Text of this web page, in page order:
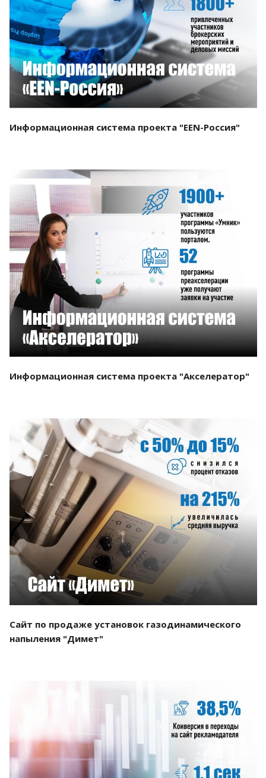
Смотреть проект
Информационная система проекта "EEN-Россия"
Смотреть проект
Информационная система проекта "Акселератор"
Смотреть проект
Сайт по продаже установок газодинамического
напыления "Димет"